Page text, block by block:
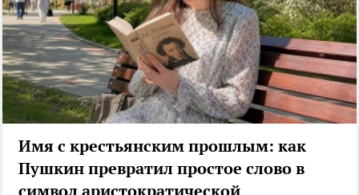
Имя с крестьянским прошлым: как
Пушкин превратил простое слово в